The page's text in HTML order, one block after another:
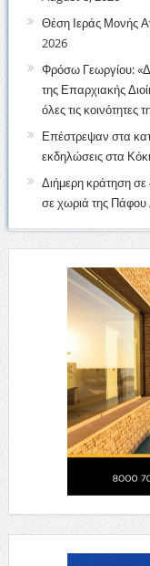
Θέση Ιεράς Μονής
2026
Φρόσω Γεωργίου:
της Επαρχιακής
όλες τις κοινότητες
Επέστρεψαν στα
εκδηλώσεις στα
Διήμερη κράτηση σε
σε χωριά της Πάφου